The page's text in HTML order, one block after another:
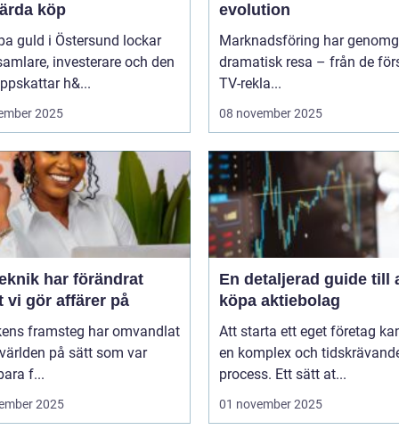
köp
guld i Östersund lockar
investerare och den
h&...
2025
evolution
Marknadsföring har
dramatisk resa – från de
TV-rekla...
08 november 2025
har förändrat
vi gör affärer på
framsteg har omvandlat
på sätt som var
f...
2025
En detaljerad guide till
köpa aktiebolag
Att starta ett eget företag
en komplex och
process. Ett sätt at...
01 november 2025